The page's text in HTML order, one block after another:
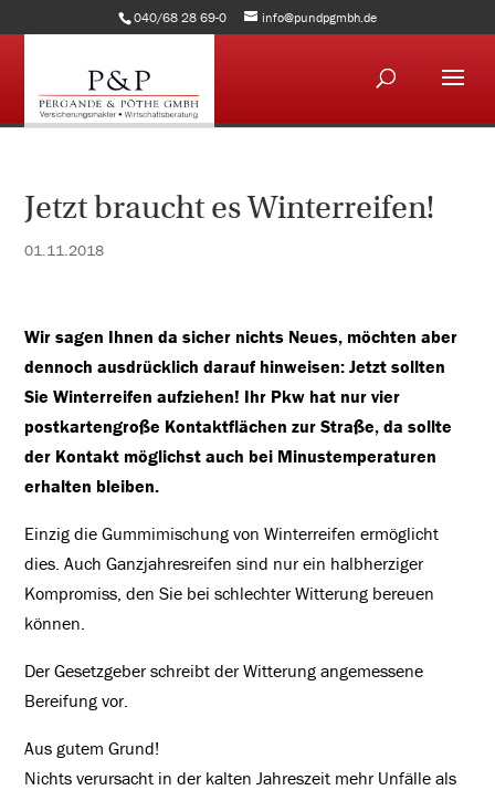
040/68 28 69-0 info@pundpgmbh.de
Jetzt braucht es Winterreifen!
01.11.2018
Wir sagen Ihnen da sicher nichts Neues, möchten aber
dennoch ausdrücklich darauf hinweisen: Jetzt sollten
Sie Winterreifen aufziehen! Ihr Pkw hat nur vier
postkartengroße Kontaktflächen zur Straße, da sollte
der Kontakt möglichst auch bei Minustemperaturen
erhalten bleiben.
Einzig die Gummimischung von Winterreifen ermöglicht
dies. Auch Ganzjahresreifen sind nur ein halbherziger
Kompromiss, den Sie bei schlechter Witterung bereuen
können.
Der Gesetzgeber schreibt der Witterung angemessene
Bereifung vor.
Aus gutem Grund!
Nichts verursacht in der kalten Jahreszeit mehr Unfälle als